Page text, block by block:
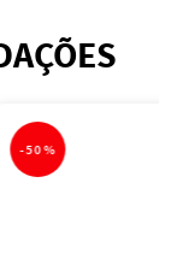
-50%